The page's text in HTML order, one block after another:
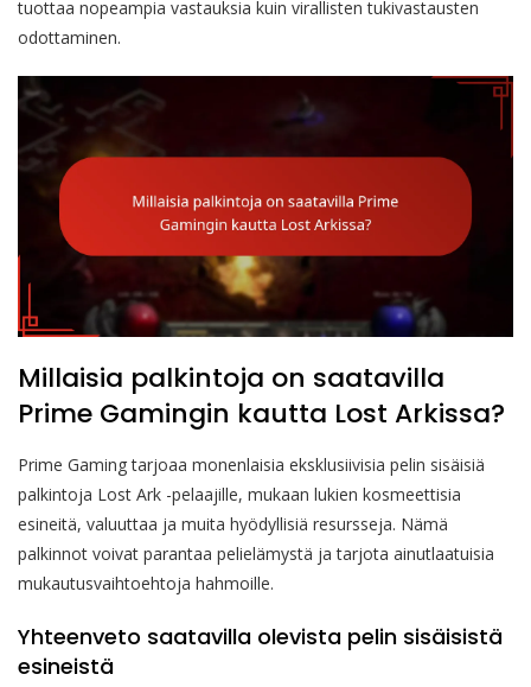
tuottaa nopeampia vastauksia kuin virallisten tukivastausten
odottaminen.
Millaisia palkintoja on saatavilla
Prime Gamingin kautta Lost Arkissa?
Prime Gaming tarjoaa monenlaisia eksklusiivisia pelin sisäisiä
palkintoja Lost Ark -pelaajille, mukaan lukien kosmeettisia
esineitä, valuuttaa ja muita hyödyllisiä resursseja. Nämä
palkinnot voivat parantaa pelielämystä ja tarjota ainutlaatuisia
mukautusvaihtoehtoja hahmoille.
Yhteenveto saatavilla olevista pelin sisäisistä
esineistä